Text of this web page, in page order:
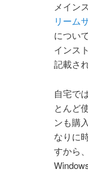
メイン
リーム
につい
インス
記載さ
自宅で
とんど
ンも購
なりに
すから